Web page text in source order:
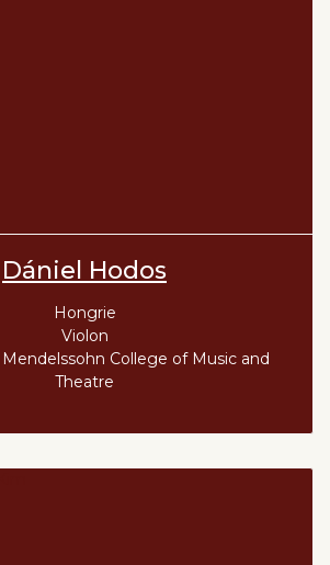
Dániel Hodos
Hongrie
Violon
Mendelssohn College of Music and
Theatre